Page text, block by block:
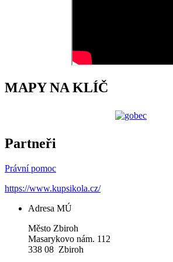
MAPY NA KLÍČ
Partneři
Právní pomoc
https://www.kupsikola.cz/
Adresa MÚ
Město Zbiroh
Masarykovo nám. 112
338 08 Zbiroh